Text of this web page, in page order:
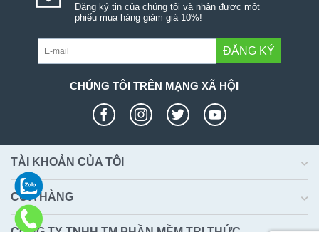
Đăng ký tin của chúng tôi và nhận được một
phiếu mua hàng giảm giá 10%!
ĐĂNG KÝ
CHÚNG TÔI TRÊN MẠNG XÃ HỘI
TÀI KHOẢN CỦA TÔI
CỬA HÀNG